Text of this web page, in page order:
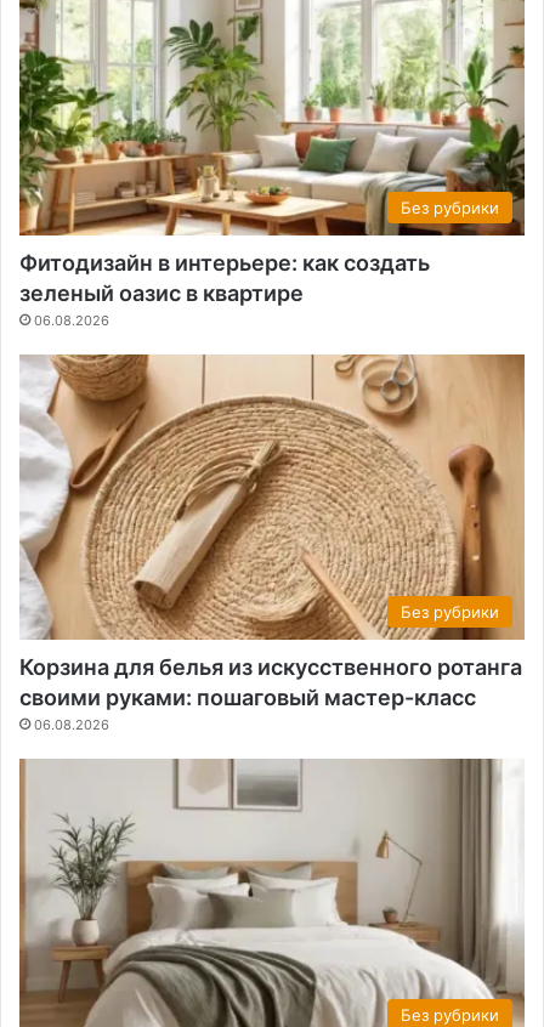
Без рубрики
Фитодизайн в интерьере: как создать
зеленый оазис в квартире
06.08.2026
Без рубрики
Корзина для белья из искусственного ротанга
своими руками: пошаговый мастер-класс
06.08.2026
Без рубрики